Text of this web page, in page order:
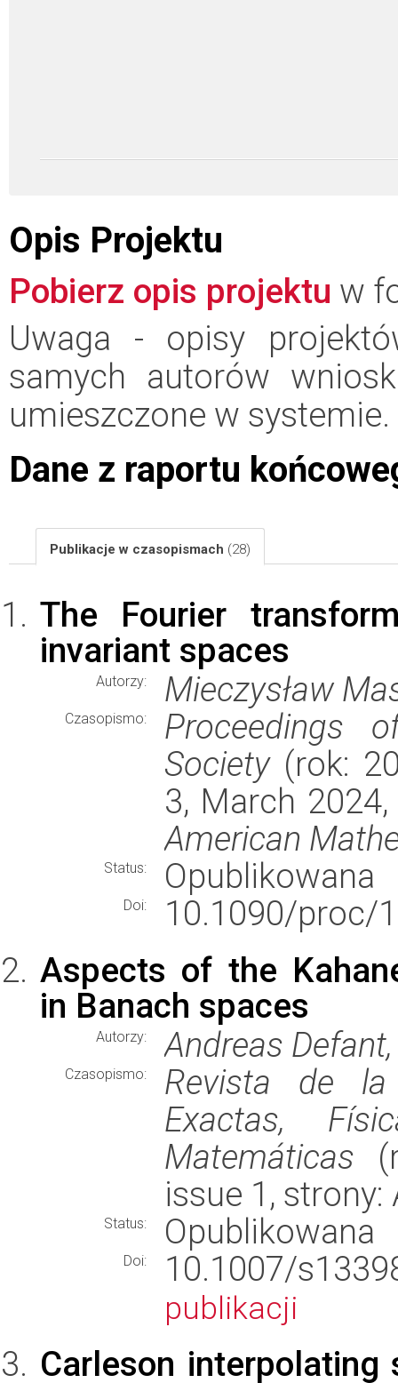
Opis Projektu
Pobierz opis projektu w
Uwaga - opisy
samych autorów
umieszczone w systemie.
Dane z raportu
Publikacje w czasopismach (28)
The Fourier
invariant spaces
Autorzy: Mieczysław
Czasopismo:
Proceedings
Society(rok:
3, March
American
Status: Opublikowana
Doi:
10.1090/proc/
Aspects of the
in Banach spaces
Autorzy: Andreas
Czasopismo:
Revista de la
Exactas,
Matemáticas
issue 1,
Status: Opublikowana
Doi: 10.1007/
publikacji
Carleson